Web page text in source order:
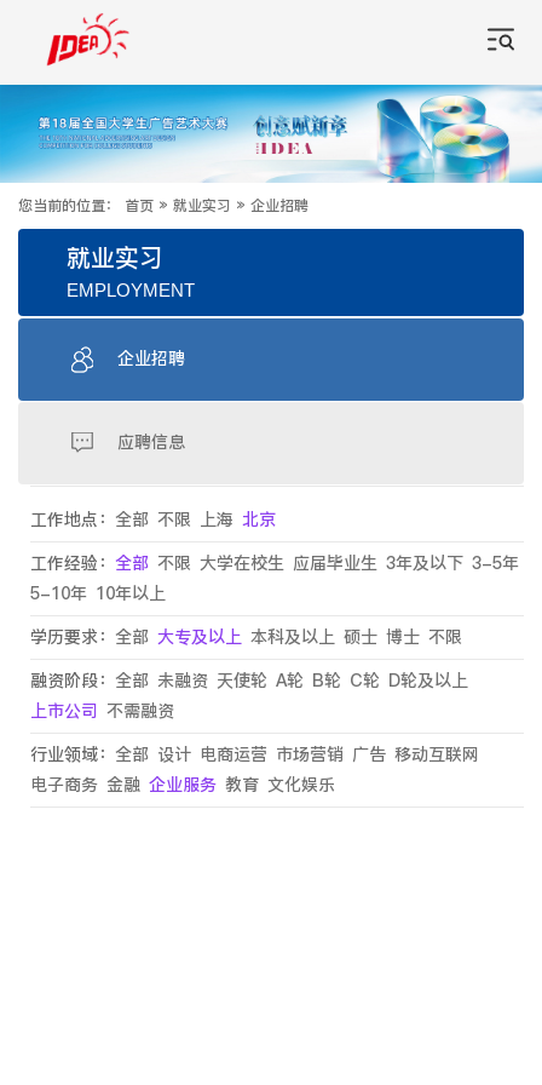
您当前的位置： 首页 » 就业实习 » 企业招聘
就业实习
EMPLOYMENT
企业招聘
应聘信息
工作地点： 全部 不限 上海 北京
工作经验： 全部 不限 大学在校生 应届毕业生 3年及以下 3-5年
5-10年 10年以上
学历要求： 全部 大专及以上 本科及以上 硕士 博士 不限
融资阶段： 全部 未融资 天使轮 A轮 B轮 C轮 D轮及以上
上市公司 不需融资
行业领域： 全部 设计 电商运营 市场营销 广告 移动互联网
电子商务 金融 企业服务 教育 文化娱乐